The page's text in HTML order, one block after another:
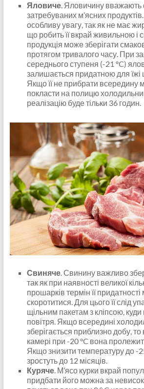
Яловиче. Яловичину вважають
затребуваних м’ясних
особливу увагу, так як не має
що робить її вкрай живильною
продукція може зберігати
протягом тривалого часу. При
середнього ступеня (-21 °C)
залишається придатною для їжі
Якщо її не прибрати всередину
покласти на полицю
реалізацію буде тільки 36 годин.
Свиняче. Свинину важливо
так як при наявності великої
прошарків термін її
скоротитися. Для цього її слід
щільним пакетам з кліпсою,
повітря. Якщо всередині
зберігається приблизно добу,
камері при -20 °C вона
Якщо знизити температуру до -
зростуть до 12 місяців.
Куряче. М’ясо курки вкрай
придбати його можна за